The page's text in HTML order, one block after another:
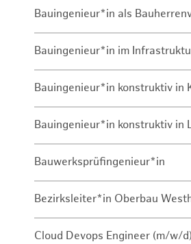
Bauingenieur*in als
Bauingenieur*in im
Bauingenieur*in konstruktiv in
Bauingenieur*in konstruktiv in
Bauwerksprüfingenieur*in
Bezirksleiter*in Oberbau
Cloud Devops Engineer (m/w/d)